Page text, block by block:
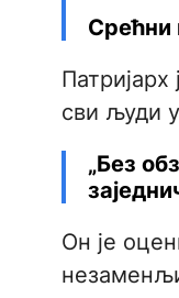
Срећни
сви људи
„Без
Он је